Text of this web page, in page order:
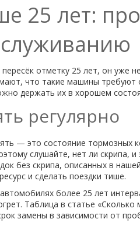
25 лет:
отметку 25 лет, он уже
что такие машины
держать их в хорошем
регулярно
— это состояние тормозных
слушайте, нет ли скрипа,
без скрипа, описанных в
и сделать поездки тише.
более 25 лет
Таблица в статье
замены в зависимости от